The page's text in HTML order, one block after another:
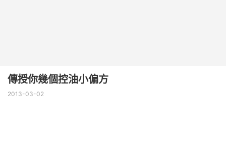
傳授你幾個控油小偏方
2013-03-02